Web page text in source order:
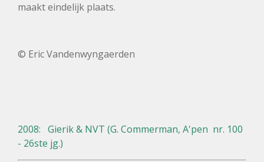
maakt eindelijk plaats.
© Eric Vandenwyngaerden
2008: Gierik & NVT (G. Commerman, A'pen nr. 100
- 26ste jg.)